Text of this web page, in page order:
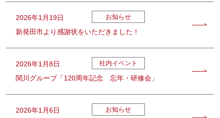
2026年1月19日 お知らせ
新発田市より感謝状をいただきました！
2026年1月8日 社内イベント
関川グループ「120周年記念 忘年・研修会」
2026年1月6日 お知らせ